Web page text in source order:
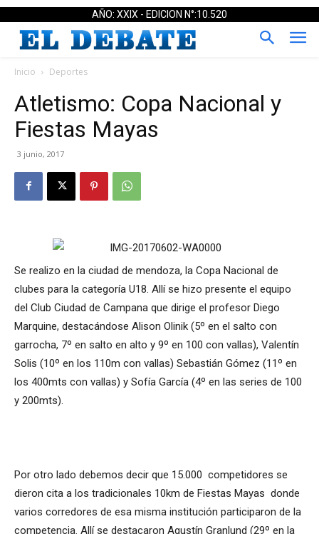
AÑO: XXIX - EDICION N°:10.520
Inicio Deportes
Atletismo: Copa Nacional y
Fiestas Mayas
3 junio, 2017
Se realizo en la ciudad de mendoza, la Copa Nacional de
clubes para la categoría U18. Allí se hizo presente el equipo
del Club Ciudad de Campana que dirige el profesor Diego
Marquine, destacándose Alison Olinik (5º en el salto con
garrocha, 7º en salto en alto y 9º en 100 con vallas), Valentín
Solis (10º en los 110m con vallas) Sebastián Gómez (11º en
los 400mts con vallas) y Sofía García (4º en las series de 100
y 200mts).
Por otro lado debemos decir que 15.000 competidores se
dieron cita a los tradicionales 10km de Fiestas Mayas donde
varios corredores de esa misma institución participaron de la
competencia. Allí se destacaron Agustín Granlund (29º en la